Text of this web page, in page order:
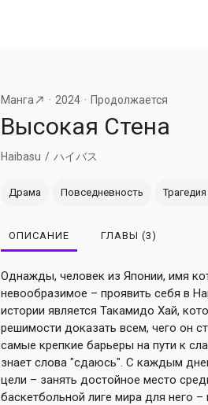
Манга 2024 Продолжается
Высокая Стена
Haibasu ハイバス
Драма Повседневность Трагедия
ОПИСАНИЕ ГЛАВЫ (3)
Однажды, человек из Японии, имя
невообразимое – проявить себя в
истории является Такамидо Хай,
решимости доказать всем, чего он
самые крепкие барьеры на пути к
знает слова "сдаюсь". С каждым
цели – занять достойное место
баскетбольной лиге мира для него